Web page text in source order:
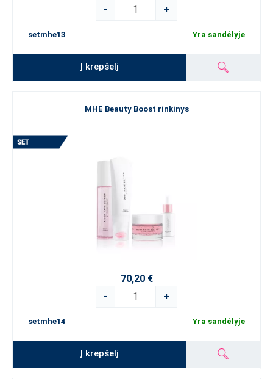
- +
setmhe13 Yra sandėlyje
Į krepšelį
MHE Beauty Boost rinkinys
70,20 €
-
+
setmhe14 Yra sandėlyje
Į krepšelį